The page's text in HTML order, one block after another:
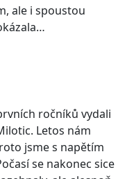
ale i spoustou
ročníků vydali
Letos nám
jsme s napětím
se nakonec sice